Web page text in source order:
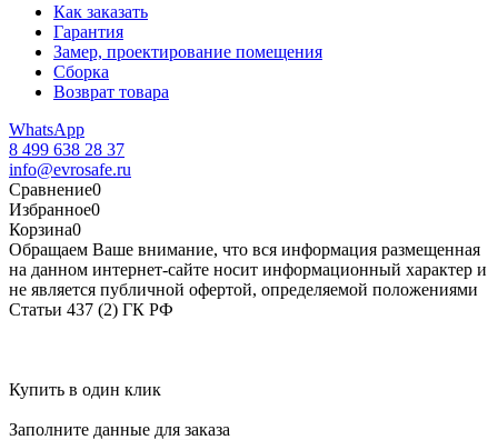
Как заказать
Гарантия
Замер, проектирование помещения
Сборка
Возврат товара
WhatsApp
8 499 638 28 37
info@evrosafe.ru
Сравнение0
Избранное0
Корзина0
Обращаем Ваше внимание, что вся информация размещенная
на данном интернет-сайте носит информационный характер и
не является публичной офертой, определяемой положениями
Статьи 437 (2) ГК РФ
Купить в один клик
Заполните данные для заказа